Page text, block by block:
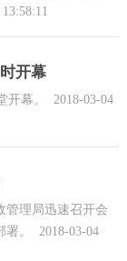
开幕
幕。
2018-03-04
管理局迅速召开会
。
2018-03-04